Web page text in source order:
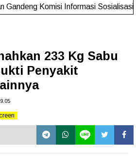
Informasi Sosialisasi Permendagri
233 Kg Sabu
Penyakit